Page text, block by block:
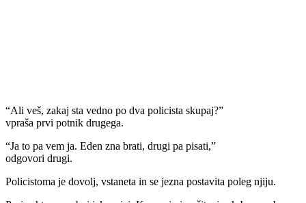
“Ali veš, zakaj sta vedno po dva policista skupaj?”
vpraša prvi potnik drugega.
“Ja to pa vem ja. Eden zna brati, drugi pa pisati,”
odgovori drugi.
Policistoma je dovolj, vstaneta in se jezna postavita poleg njiju.